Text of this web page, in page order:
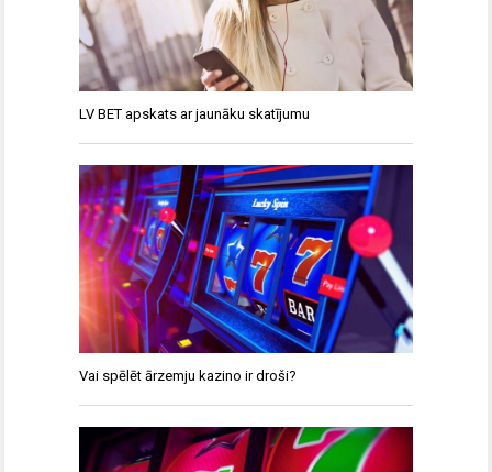
LV BET apskats ar jaunāku skatījumu
Vai spēlēt ārzemju kazino ir droši?